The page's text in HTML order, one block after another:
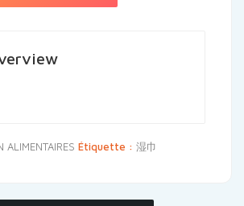
ALIMENTAIRES Étiquette : 湿巾